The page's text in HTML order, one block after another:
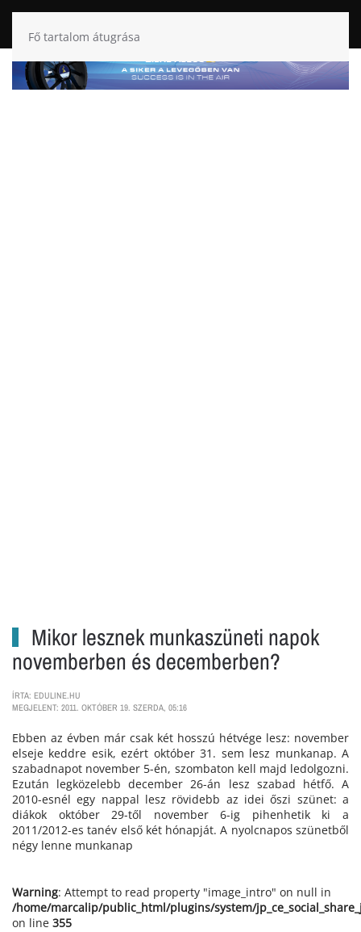
Fő tartalom átugrása
Mikor lesznek munkaszüneti napok
novemberben és decemberben?
ÍRTA: EDULINE.HU
MEGJELENT: 2011. OKTÓBER 19. SZERDA, 05:16
Ebben az évben már csak két hosszú hétvége lesz: november
elseje keddre esik, ezért október 31. sem lesz munkanap. A
szabadnapot november 5-én, szombaton kell majd ledolgozni.
Ezután legközelebb december 26-án lesz szabad hétfő. A
2010-esnél egy nappal lesz rövidebb az idei őszi szünet: a
diákok október 29-től november 6-ig pihenhetik ki a
2011/2012-es tanév első két hónapját. A nyolcnapos szünetből
négy lenne munkanap
Warning: Attempt to read property "image_intro" on null in
/home/marcalip/public_html/plugins/system/
on line 355